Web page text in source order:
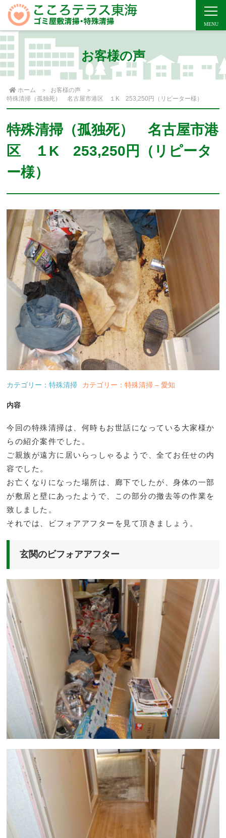
お客様の声
ホーム
お客様の声
特殊清掃（孤独死） 名古屋市港区 １K 253,250円（リピーター様）
特殊清掃（孤独死） 名古屋市港
区 １K 253,250円（リピータ
ー様）
カテゴリー：特殊清掃 カテゴリー：特殊清掃 – 愛知
内容
今回の特殊清掃は、何時もお世話になっている大家様か
らの紹介案件でした。
ご親族が遠方に居いらっしゃるようで、全てお任せの内
容でした。
お亡くなりになった場所は、廊下でしたが、身体の一部
が敷居と壁にあったようで、この部分の撤去等の作業を
致しました。
それでは、ビフォアアフターを見て頂きましょう。
玄関のビフォアアフター